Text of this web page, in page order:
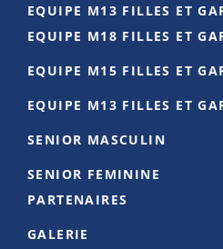
stage de l'Equipe de
Un beau résultat pour le
accompagné depuis son
Photo
Voir sur Facebook ·
EQUIPE M13 FILLES ET
EQUIPE M18 FILLES ET
EQUIPE M15 FILLES ET
EQUIPE M13 FILLES ET
SENIOR MASCULIN
SENIOR FEMININE
PARTENAIRES
GALERIE